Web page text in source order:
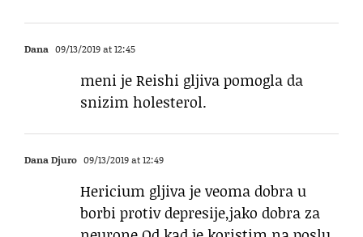
Dana 09/13/2019 at 12:45
meni je Reishi gljiva pomogla da
snizim holesterol.
Dana Djuro 09/13/2019 at 12:49
Hericium gljiva je veoma dobra u
borbi protiv depresije,jako dobra za